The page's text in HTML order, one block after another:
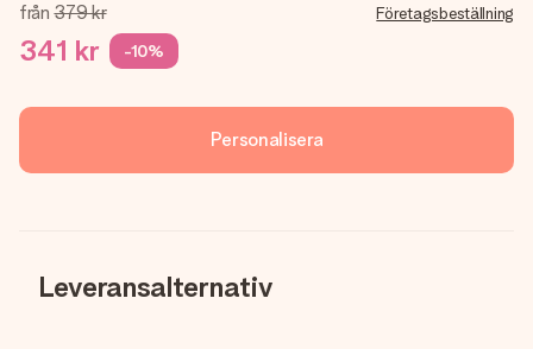
från 379 kr
341 kr -10%
Företagsbeställning
Personalisera
Leveransalternativ